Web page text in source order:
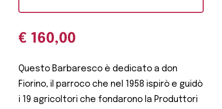
€ 160,00
Questo Barbaresco è dedicato a don
Fiorino, il parroco che nel 1958 ispirò e guidò
i 19 agricoltori che fondarono la Produttori